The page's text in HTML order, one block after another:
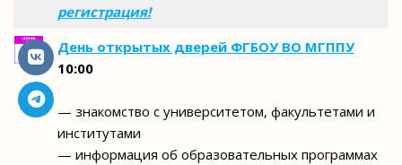
регистрация!
День открытых дверей ФГБОУ ВО МГППУ
10:00
— знакомство с университетом, факультетами и
институтами
— информация об образовательных программах